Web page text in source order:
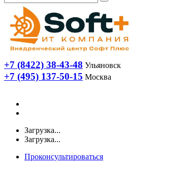
+7 (8422) 38-43-48 Ульяновск
+7 (495) 137-50-15 Москва
Загрузка...
Загрузка...
Проконсультироваться